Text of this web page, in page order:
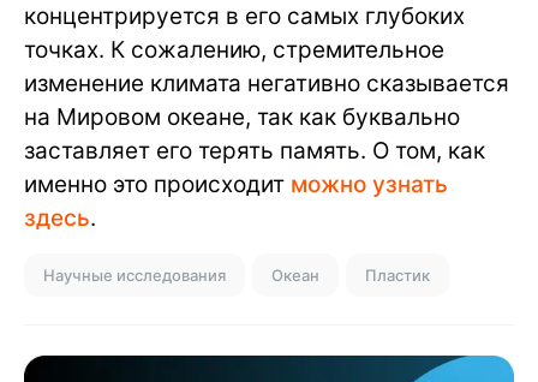
концентрируется в его самых глубоких
точках. К сожалению, стремительное
изменение климата негативно сказывается
на Мировом океане, так как буквально
заставляет его терять память. О том, как
именно это происходит можно узнать
здесь.
Научные исследования Океан Пластик